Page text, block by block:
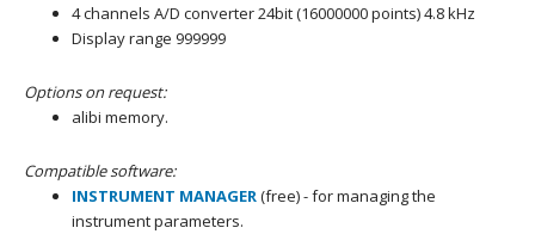
4 channels A/D converter 24bit (16000000 points) 4.8 kHz
Display range 999999
Options on request:
alibi memory.
Compatible software:
INSTRUMENT MANAGER(free) -for managing the
instrument parameters.